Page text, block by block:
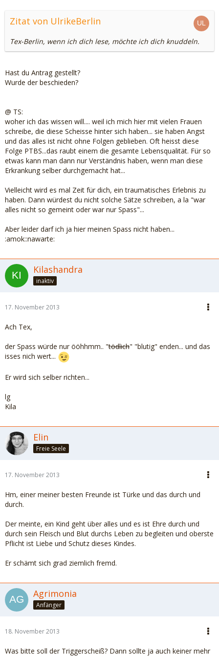
Zitat von UlrikeBerlin
Tex-Berlin, wenn ich dich lese, möchte ich dich knuddeln.
Hast du Antrag gestellt?
Wurde der beschieden?
@ TS:
woher ich das wissen will.... weil ich mich hier mit vielen Frauen
schreibe, die diese Scheisse hinter sich haben... sie haben Angst
und das alles ist nicht ohne Folgen geblieben. Oft heisst diese
Folge PTBS...das raubt einem die gesamte Lebensqualität. Für so
etwas kann man dann nur Verständnis haben, wenn man diese
Erkrankung selber durchgemacht hat...
Vielleicht wird es mal Zeit für dich, ein traumatisches Erlebnis zu
haben. Dann würdest du nicht solche Sätze schreiben, a la "war
alles nicht so gemeint oder war nur Spass"...
Aber leider darf ich ja hier meinen Spass nicht haben...
:amok::nawarte:
Kilashandra
inaktiv
17. November 2013
Ach Tex,
der Spass würde nur ööhhmm.. "tödlich" "blutig" enden... und das
isses nich wert...
Er wird sich selber richten...
lg
Kila
Elin
Freie Seele
17. November 2013
Hm, einer meiner besten Freunde ist Türke und das durch und
durch.
Der meinte, ein Kind geht über alles und es ist Ehre durch und
durch sein Fleisch und Blut durchs Leben zu begleiten und oberste
Pflicht ist Liebe und Schutz dieses Kindes.
Er schämt sich grad ziemlich fremd.
Agrimonia
Anfänger
18. November 2013
Was bitte soll der Triggerscheiß? Dann sollte ja auch keiner mehr